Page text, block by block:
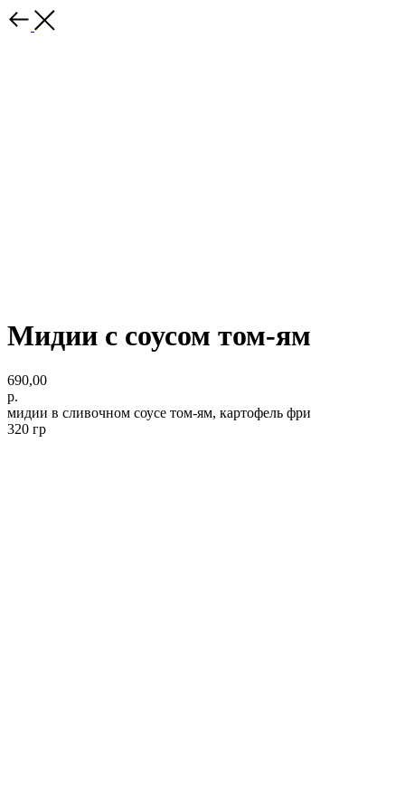
Мидии с соусом том-ям
690,00
р.
мидии в сливочном соусе том-ям, картофель фри
320 гр